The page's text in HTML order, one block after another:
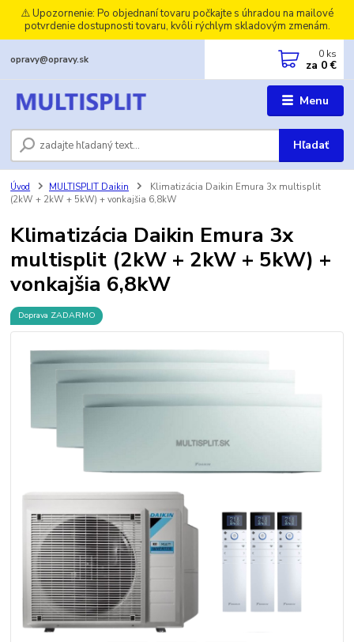
⚠️ Upozornenie: Po objednaní tovaru počkajte s úhradou na mailové
potvrdenie dostupnosti tovaru, kvôli rýchlym skladovým zmenám.
Menu
Hľadať
opravy@opravy.sk 0 ks
za 0 €
Úvod MULTISPLIT Daikin
Klimatizácia Daikin Emura 3x multisplit
(2kW + 2kW + 5kW) + vonkajšia 6,8kW
Klimatizácia Daikin Emura 3x
multisplit (2kW + 2kW + 5kW) +
vonkajšia 6,8kW
Doprava ZADARMO